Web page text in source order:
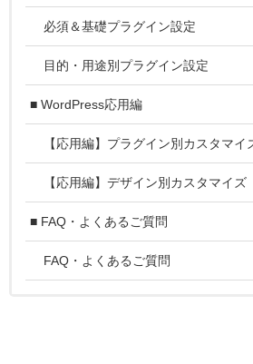
必須＆基礎プラグイン設定
目的・用途別プラグイン設定
■ WordPress応用編
【応用編】プラグイン別カスタマイ
【応用編】デザイン別カスタマイズ
■ FAQ・よくあるご質問
FAQ・よくあるご質問